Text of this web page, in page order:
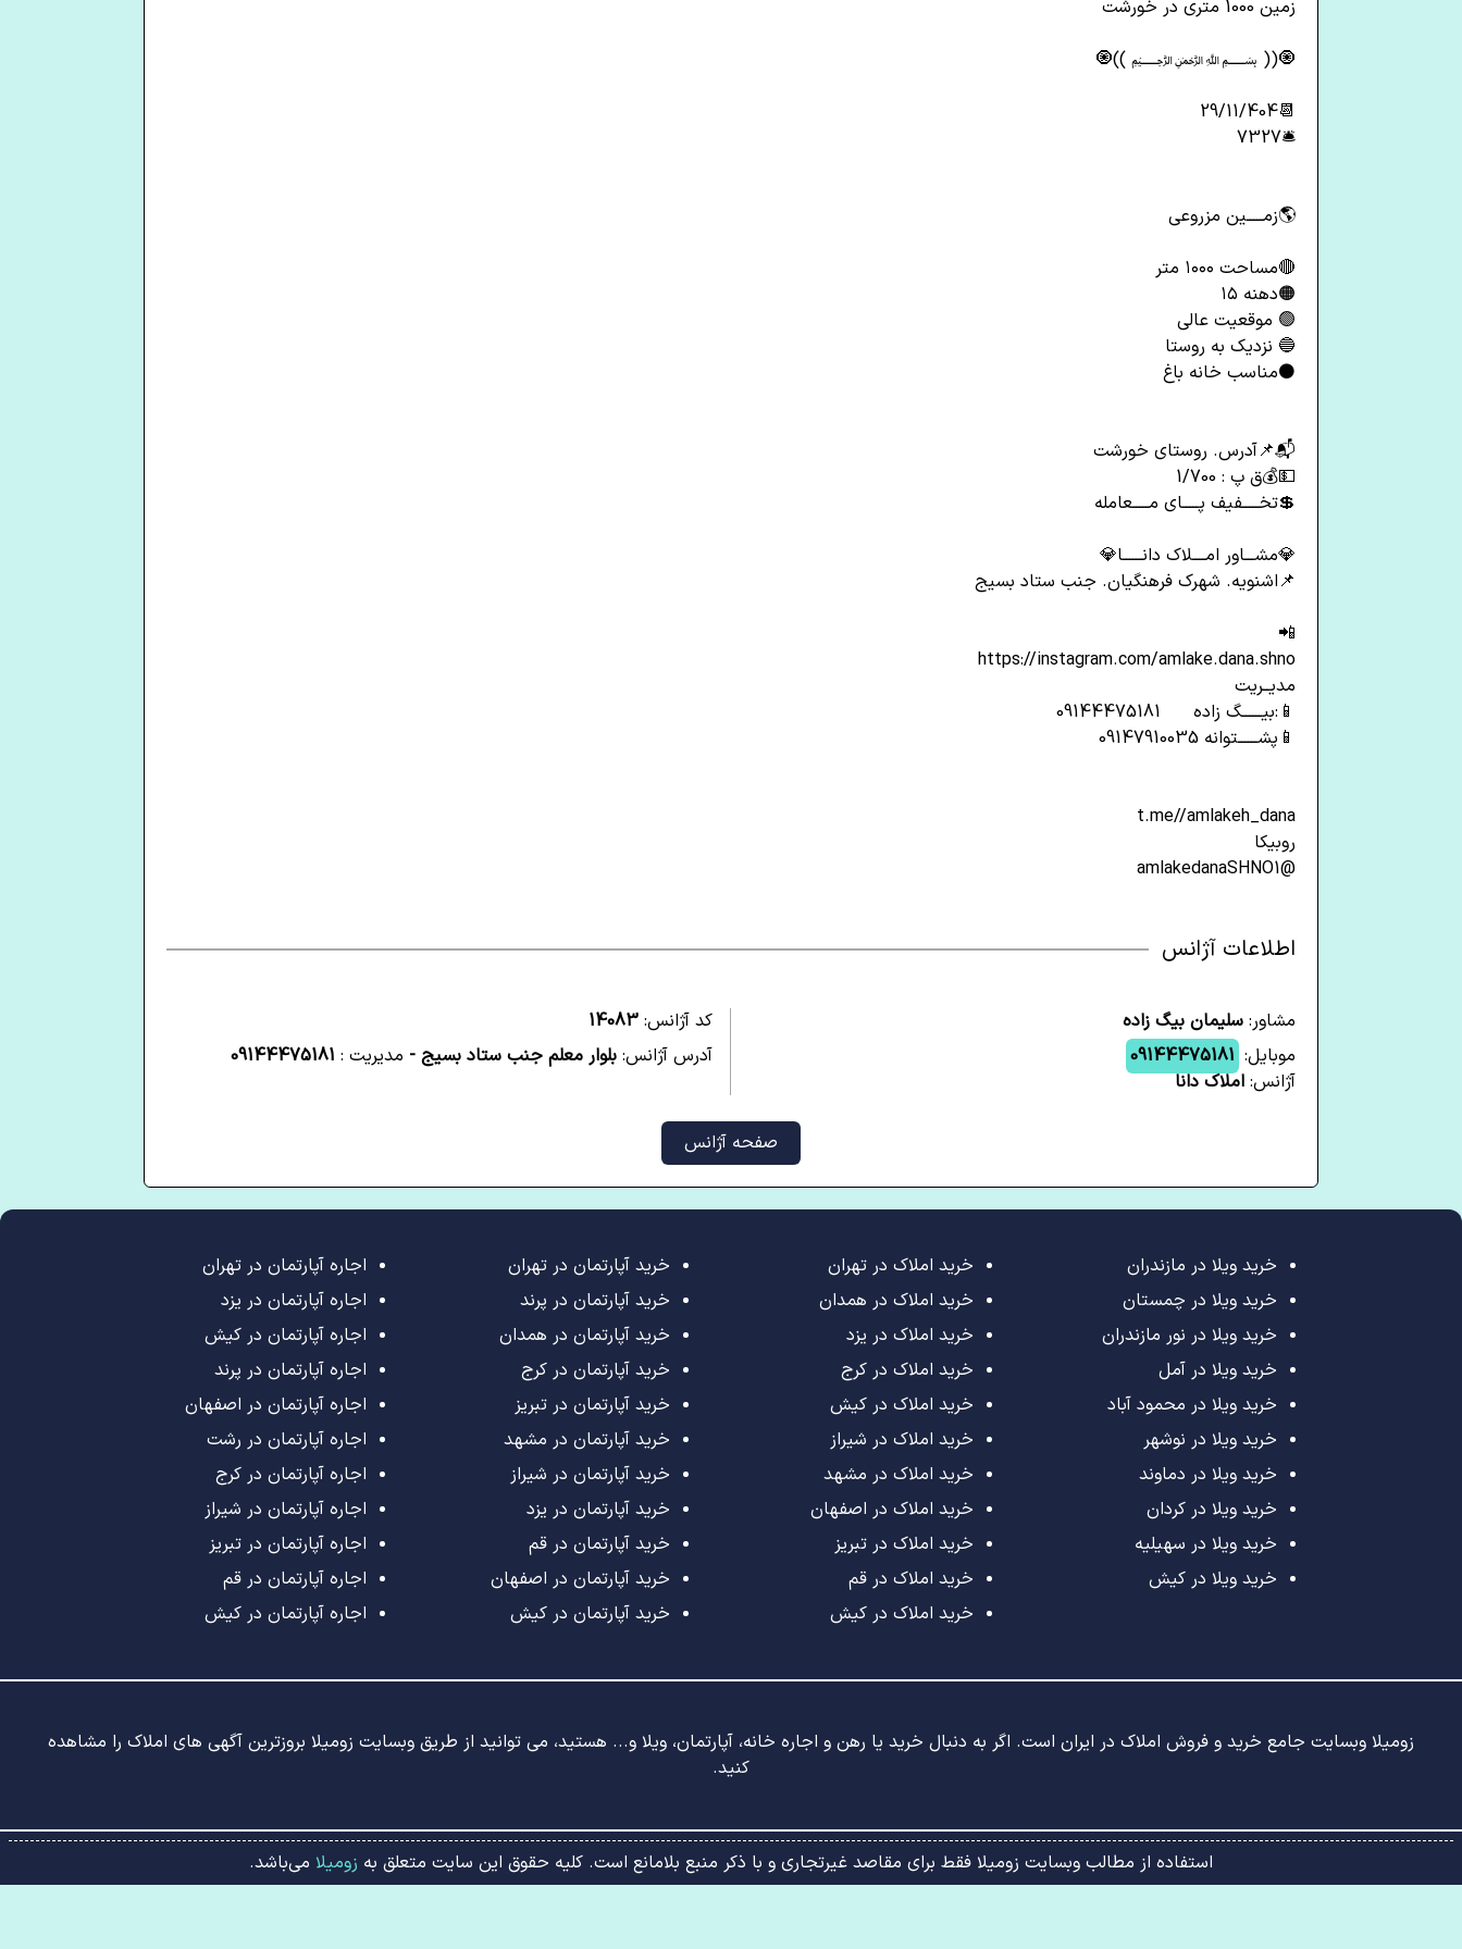
زمین 1000 متری در خورشت
🧿(( ﷽ ))🧿
📆29/11/404
🛎️7327
🌎زمـــــین مزروعی
🔴مساحت ۱۰۰۰ متر
🟠دهنه ۱۵
🟢 موقعیت عالی
🔵 نزدیک به روستا
⚫مناسب خانه باغ
📬📌آدرس. روستای خورشت
💵💰ق پ : 1/700
💲تخـــــفیف پـــــای مـــــعامله
💎مشـــاور امــــلاک دانــــــا💎
📌اشنویه. شهرک فرهنگیان. جنب ستاد بسیج
📲
https://instagram.com/amlake.dana.shno
مدیــریت
📱:بیــــــگ زاده 09144475181
📱پشــــــتوانه 09147910035
t.me//amlakeh_dana
روبیکا
@amlakedanaSHNO1
اطلاعات آژانس
مشاور: سلیمان بیگ زاده
موبایل: 09144475181
آژانس: املاک دانا
کد آژانس: 14083
آدرس آژانس: بلوار معلم جنب ستاد بسیج - مدیریت : 09144475181
صفحه آژانس
خرید ویلا در مازندران
خرید ویلا در چمستان
خرید ویلا در نور مازندران
خرید ویلا در آمل
خرید ویلا در محمود آباد
خرید ویلا در نوشهر
خرید ویلا در دماوند
خرید ویلا در کردان
خرید ویلا در سهیلیه
خرید ویلا در کیش
خرید املاک در تهران
خرید املاک در همدان
خرید املاک در یزد
خرید املاک در کرج
خرید املاک در کیش
خرید املاک در شیراز
خرید املاک در مشهد
خرید املاک در اصفهان
خرید املاک در تبریز
خرید املاک در قم
خرید املاک در کیش
خرید آپارتمان در تهران
خرید آپارتمان در پرند
خرید آپارتمان در همدان
خرید آپارتمان در کرج
خرید آپارتمان در تبریز
خرید آپارتمان در مشهد
خرید آپارتمان در شیراز
خرید آپارتمان در یزد
خرید آپارتمان در قم
خرید آپارتمان در اصفهان
خرید آپارتمان در کیش
اجاره آپارتمان در تهران
اجاره آپارتمان در یزد
اجاره آپارتمان در کیش
اجاره آپارتمان در پرند
اجاره آپارتمان در اصفهان
اجاره آپارتمان در رشت
اجاره آپارتمان در کرج
اجاره آپارتمان در شیراز
اجاره آپارتمان در تبریز
اجاره آپارتمان در قم
اجاره آپارتمان در کیش
زومیلا وبسایت جامع خرید و فروش املاک در ایران است. اگر به دنبال خرید یا رهن و اجاره خانه، آپارتمان، ویلا و... هستید، می توانید از طریق وبسایت زومیلا بروزترین آگهی های املاک را مشاهده
کنید.
استفاده از مطالب وبسایت زومیلا فقط برای مقاصد غیرتجاری و با ذکر منبع بلامانع است. کلیه حقوق این سایت متعلق به زومیلا می‌باشد.